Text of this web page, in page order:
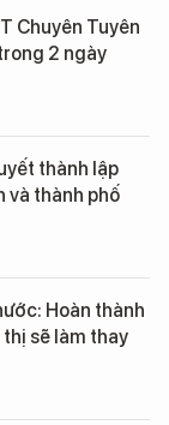
Chuyên Tuyên
2 ngày
thành lập
và thành phố
Hoàn thành
sẽ làm thay